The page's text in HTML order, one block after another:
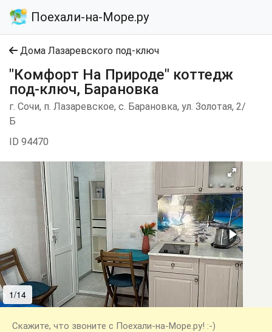
Поехали-на-Море.ру
Дома Лазаревского под-ключ
"Комфорт На Природе" коттедж
под-ключ, Барановка
г. Сочи, п. Лазаревское, с. Барановка, ул. Золотая, 2/
Б
ID 94470
1/14
Скажите, что звоните с Поехали-на-Море.ру! :-)